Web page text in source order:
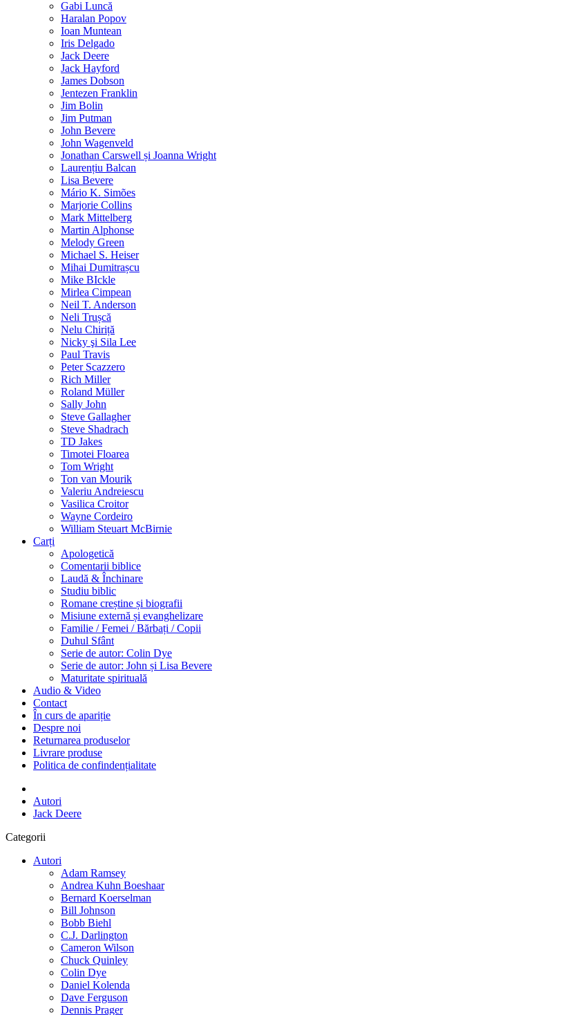
Gabi Luncă
Haralan Popov
Ioan Muntean
Iris Delgado
Jack Deere
Jack Hayford
James Dobson
Jentezen Franklin
Jim Bolin
Jim Putman
John Bevere
John Wagenveld
Jonathan Carswell și Joanna Wright
Laurențiu Balcan
Lisa Bevere
Mário K. Simões
Marjorie Collins
Mark Mittelberg
Martin Alphonse
Melody Green
Michael S. Heiser
Mihai Dumitrașcu
Mike BIckle
Mirlea Cimpean
Neil T. Anderson
Neli Trușcă
Nelu Chiriță
Nicky şi Sila Lee
Paul Travis
Peter Scazzero
Rich Miller
Roland Müller
Sally John
Steve Gallagher
Steve Shadrach
TD Jakes
Timotei Floarea
Tom Wright
Ton van Mourik
Valeriu Andreiescu
Vasilica Croitor
Wayne Cordeiro
William Steuart McBirnie
Carți
Apologetică
Comentarii biblice
Laudă & Închinare
Studiu biblic
Romane creștine și biografii
Misiune externă și evanghelizare
Familie / Femei / Bărbați / Copii
Duhul Sfânt
Serie de autor: Colin Dye
Serie de autor: John și Lisa Bevere
Maturitate spirituală
Audio & Video
Contact
În curs de apariție
Despre noi
Returnarea produselor
Livrare produse
Politica de confindențialitate
Autori
Jack Deere
Categorii
Autori
Adam Ramsey
Andrea Kuhn Boeshaar
Bernard Koerselman
Bill Johnson
Bobb Biehl
C.J. Darlington
Cameron Wilson
Chuck Quinley
Colin Dye
Daniel Kolenda
Dave Ferguson
Dennis Prager